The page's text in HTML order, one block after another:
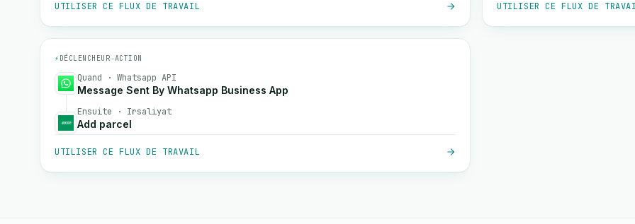
UTILISER CE FLUX DE TRAVAIL UTILISER CE FLUX DE
⚡ DÉCLENCHEUR→ACTION
Quand · Whatsapp API
Message Sent By Whatsapp Business App
Ensuite · Irsaliyat
Add parcel
UTILISER CE FLUX DE TRAVAIL